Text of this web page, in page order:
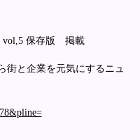
保存版 掲載
街と企業を元気にするニュ